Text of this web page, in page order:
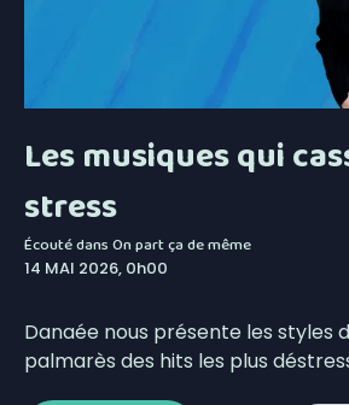
Les musiques qui
stress
Écouté dansOn part ça de même
14 MAI 2026, 0h00
Danaée nous présente les styles
palmarès des hits les plus